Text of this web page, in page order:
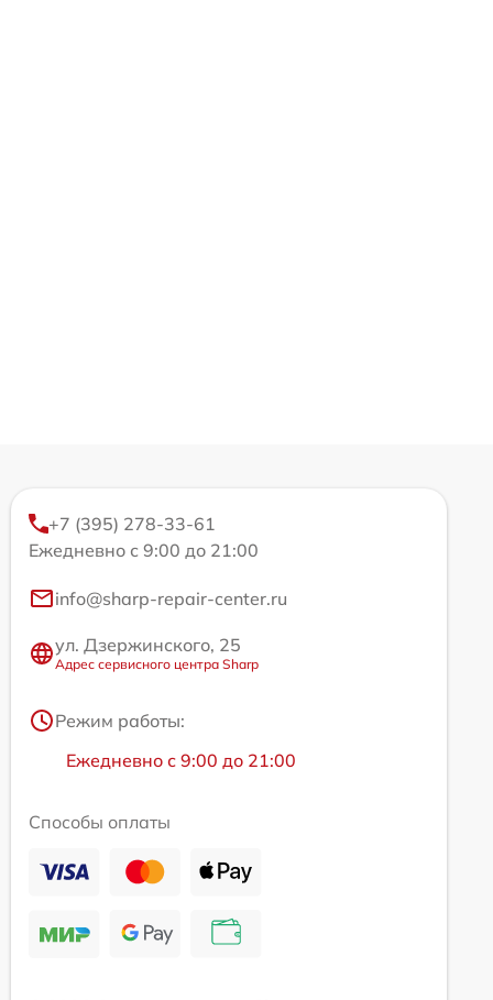
+7 (395) 278-33-61
Ежедневно с 9:00 до 21:00
info@sharp-repair-center.ru
ул. Дзержинского, 25
Адрес сервисного центра Sharp
Режим работы:
Ежедневно с 9:00 до 21:00
Способы оплаты